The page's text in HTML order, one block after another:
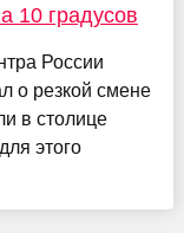
10 градусов
России
о резкой смене
в столице
этого